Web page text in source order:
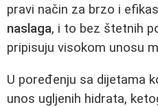
pravi način za brzo i
naslaga, i to bez štetnih
pripisuju visokom unosu
U poređenju sa dijetama
unos ugljenih hidrata,